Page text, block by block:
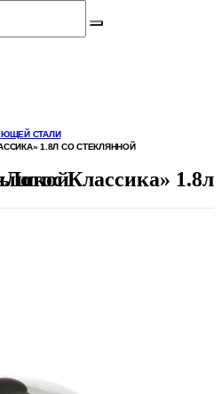
СТАЛИ
1.8Л СО СТЕКЛЯННОЙ
крышкой